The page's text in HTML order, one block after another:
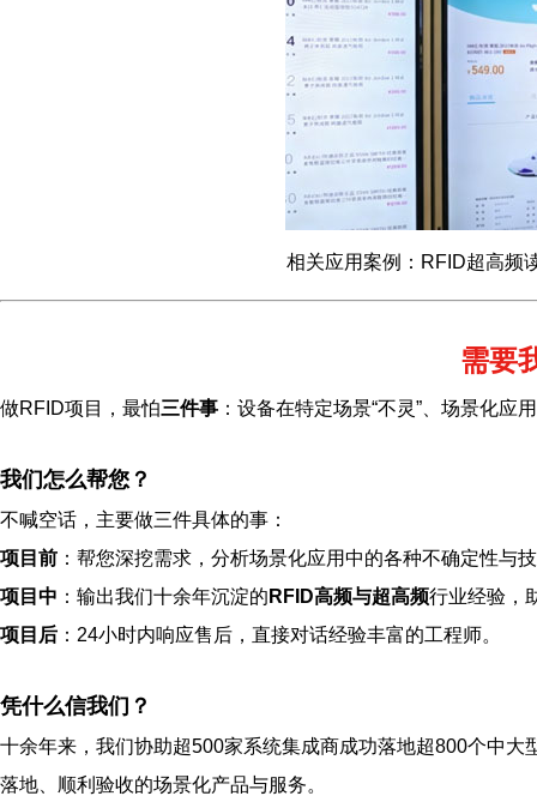
相关应用案例：RFID超高频
需要
做RFID项目，最怕三件事 ：设备在特定场景“不灵”、场景化
我们怎么帮您？
不喊空话，主要做三件具体的事：
项目前 ：帮您深挖需求，分析场景化应用中的各种不确定性与
项目中 ：输出我们十余年沉淀的 RFID高频与超高频行业经验，
项目后 ：24小时内响应售后，直接对话经验丰富的工程师。
凭什么信我们？
十余年来，我们协助超500家系统集成商成功落地超800个中大
落地、顺利验收的场景化产品与服务。